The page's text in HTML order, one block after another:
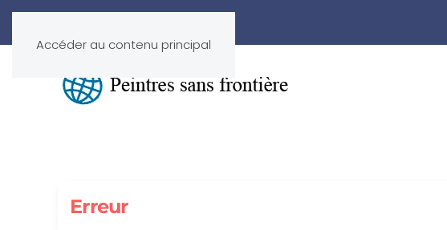
Accéder au contenu principal
Erreur